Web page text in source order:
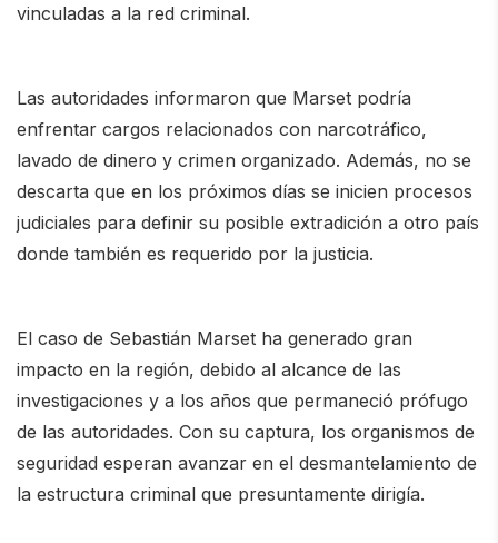
vinculadas a la red criminal.
Las autoridades informaron que Marset podría
enfrentar cargos relacionados con narcotráfico,
lavado de dinero y crimen organizado. Además, no se
descarta que en los próximos días se inicien procesos
judiciales para definir su posible extradición a otro país
donde también es requerido por la justicia.
El caso de Sebastián Marset ha generado gran
impacto en la región, debido al alcance de las
investigaciones y a los años que permaneció prófugo
de las autoridades. Con su captura, los organismos de
seguridad esperan avanzar en el desmantelamiento de
la estructura criminal que presuntamente dirigía.